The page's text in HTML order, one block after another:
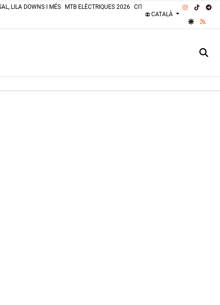
LILA DOWNS I MÉS MTB ELÈCTRIQUES 2026 CITROËN 2CV 2026
PLATGES
CATALÀ
INSTAGRAM
TIKTOK
GOOGLE
RSS